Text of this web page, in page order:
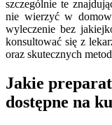
szczególnie te
nie wierzyć w
wyleczenie bez
konsultować się z
oraz skutecznych
Jakie
dostępne na